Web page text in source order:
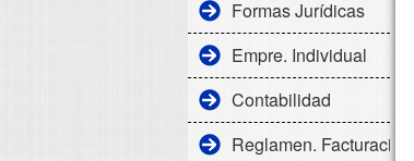
Formas Jurídicas
Empre. Individual
Contabilidad
Reglamen. Facturación